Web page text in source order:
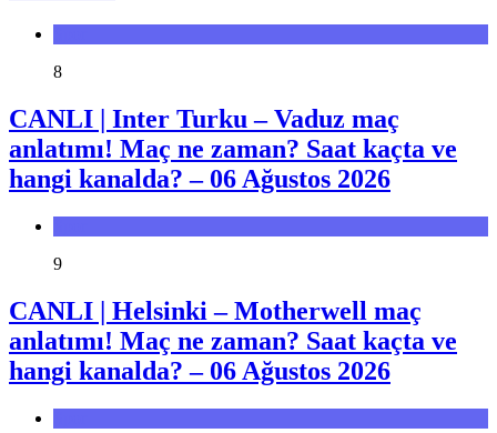
8
CANLI | Inter Turku – Vaduz maç
anlatımı! Maç ne zaman? Saat kaçta ve
hangi kanalda? – 06 Ağustos 2026
9
CANLI | Helsinki – Motherwell maç
anlatımı! Maç ne zaman? Saat kaçta ve
hangi kanalda? – 06 Ağustos 2026